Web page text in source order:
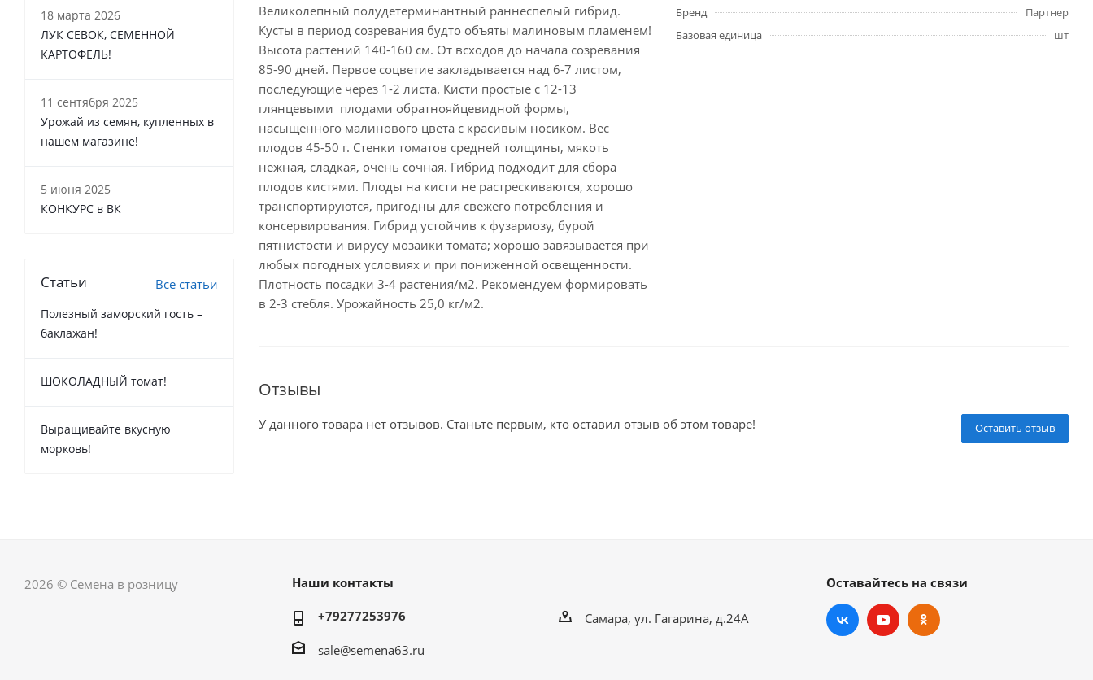
Великолепный полудетерминантный раннеспелый гибрид.
Кусты в период созревания будто объяты малиновым пламенем!
Высота растений 140-160 см. От всходов до начала созревания
85-90 дней. Первое соцветие закладывается над 6-7 листом,
последующие через 1-2 листа. Кисти простые с 12-13
глянцевыми плодами обратнояйцевидной формы,
насыщенного малинового цвета с красивым носиком. Вес
плодов 45-50 г. Стенки томатов средней толщины, мякоть
нежная, сладкая, очень сочная. Гибрид подходит для сбора
плодов кистями. Плоды на кисти не растрескиваются, хорошо
транспортируются, пригодны для свежего потребления и
консервирования. Гибрид устойчив к фузариозу, бурой
пятнистости и вирусу мозаики томата; хорошо завязывается при
любых погодных условиях и при пониженной освещенности.
Плотность посадки 3-4 растения/м2. Рекомендуем формировать
в 2-3 стебля. Урожайность 25,0 кг/м2.
Бренд
Партнер
Базовая единица
шт
Отзывы
Оставить отзыв
У данного товара нет отзывов. Станьте первым, кто оставил отзыв об этом товаре!
18 марта 2026
ЛУК СЕВОК, СЕМЕННОЙ
КАРТОФЕЛЬ!
11 сентября 2025
Урожай из семян, купленных в
нашем магазине!
5 июня 2025
КОНКУРС в ВК
Статьи Все статьи
Полезный заморский гость –
баклажан!
ШОКОЛАДНЫЙ томат!
Выращивайте вкусную
морковь!
2026 © Семена в розницу Наши контакты
+79277253976
sale@semena63.ru
Самара, ул. Гагарина, д.24А
Оставайтесь на связи